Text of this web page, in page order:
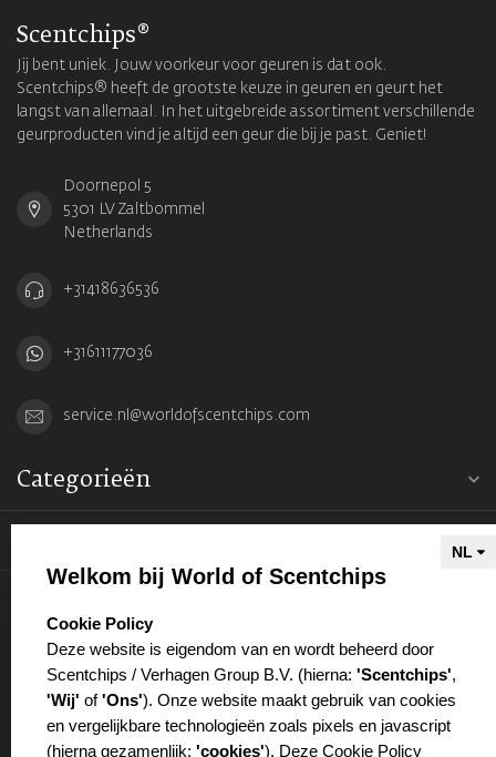
Scentchips®
Jij bent uniek. Jouw voorkeur voor geuren is dat ook.
Scentchips® heeft de grootste keuze in geuren en geurt het
langst van allemaal. In het uitgebreide assortiment verschillende
geurproducten vind je altijd een geur die bij je past. Geniet!
Doornepol 5
5301 LV Zaltbommel
Netherlands
+31418636536
+31611177036
service.nl@worldofscentchips.com
Categorieën
Welkom bij World of Scentchips
select language
Cookie Policy
Deze website is eigendom van en wordt beheerd door
Scentchips / Verhagen Group B.V. (hierna: 'Scentchips',
'Wij' of'Ons'). Onze website maakt gebruik van cookies
en vergelijkbare technologieën zoals pixels en javascript
(hierna gezamenlijk: 'cookies'). Deze Cookie Policy